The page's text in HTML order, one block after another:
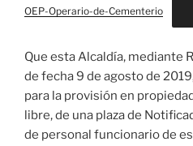
OEP-Operario-de-Cementerio
Que esta Alcaldía, mediante
de fecha 9 de agosto de
para la provisión en
libre, de una plaza de
de personal funcionario de